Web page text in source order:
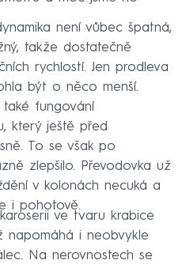
není vůbec špatná,
takže dostatečně
rychlostí. Jen prodleva
být o něco menší.
také fungování
který ještě před
To se však po
zlepšilo. Převodovka už
v kolonách necuká a
i pohotově.
ve tvaru krabice
napomáhá i neobvykle
Na nerovnostech se